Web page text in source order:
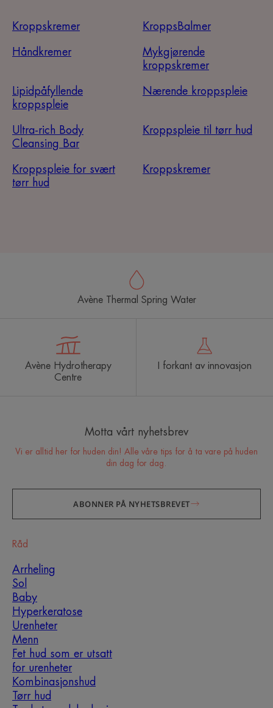
Kroppskremer KroppsBalmer
Håndkremer
Mykgjørende
kroppskremer
Lipidpåfyllende
kroppspleie
Nærende kroppspleie
Ultra-rich Body
Cleansing Bar
Kroppspleie til tørr hud
Kroppspleie for svært
tørr hud
Kroppskremer
Hvilken hudpleierutine bør
du adoptere?
Avène Thermal Spring Water
Avène Hydrotherapy
Centre
I forkant av innovasjon
Motta vårt nyhetsbrev
Vi er alltid her for huden din! Alle våre tips for å ta vare på huden
din dag for dag.
ABONNER PÅ NYHETSBREVET
Råd
Arrheling
Sol
Baby
Hyperkeratose
Urenheter
Menn
Fet hud som er utsatt
for urenheter
Kombinasjonshud
Tørr hud